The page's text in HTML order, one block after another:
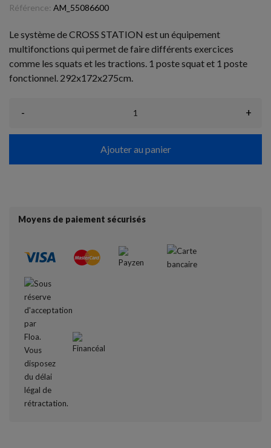
Référence: AM_55086600
Le système de CROSS STATION est un équipement
multifonctions qui permet de faire différents exercices
comme les squats et les tractions. 1 poste squat et 1 poste
fonctionnel. 292x172x275cm.
- +
Ajouter au panier
Moyens de paiement sécurisés